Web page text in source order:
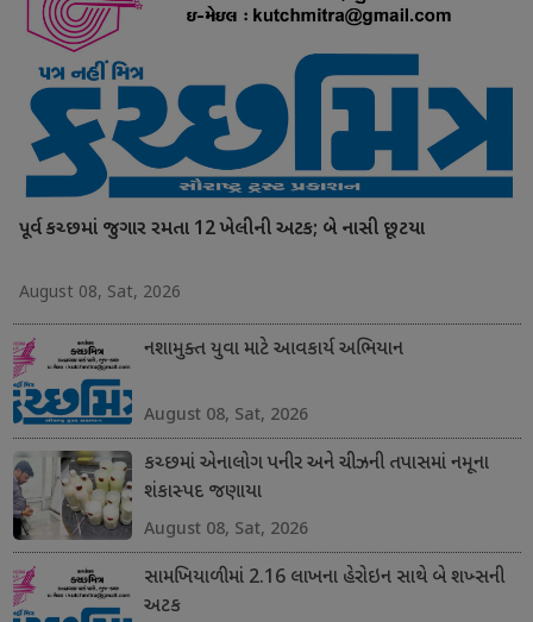
પૂર્વ કચ્છમાં જુગાર રમતા 12 ખેલીની અટક; બે નાસી છૂટયા
August 08, Sat, 2026
નશામુક્ત યુવા માટે આવકાર્ય અભિયાન
August 08, Sat, 2026
કચ્છમાં એનાલોગ પનીર અને ચીઝની તપાસમાં નમૂના
શંકાસ્પદ જણાયા
August 08, Sat, 2026
સામખિયાળીમાં 2.16 લાખના હેરોઇન સાથે બે શખ્સની
અટક